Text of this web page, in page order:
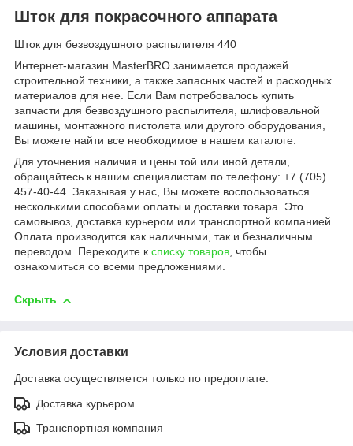
Шток для покрасочного аппарата
Шток для безвоздушного распылителя 440
Интернет-магазин MasterBRO занимается продажей
строительной техники, а также запасных частей и расходных
материалов для нее. Если Вам потребовалось купить
запчасти для безвоздушного распылителя, шлифовальной
машины, монтажного пистолета или другого оборудования,
Вы можете найти все необходимое в нашем каталоге.
Для уточнения наличия и цены той или иной детали,
обращайтесь к нашим специалистам по телефону: +7 (705)
457-40-44. Заказывая у нас, Вы можете воспользоваться
несколькими способами оплаты и доставки товара. Это
самовывоз, доставка курьером или транспортной компанией.
Оплата производится как наличными, так и безналичным
переводом. Переходите к списку товаров, чтобы
ознакомиться со всеми предложениями.
Скрыть
Условия доставки
Доставка осуществляется только по предоплате.
Доставка курьером
Транспортная компания